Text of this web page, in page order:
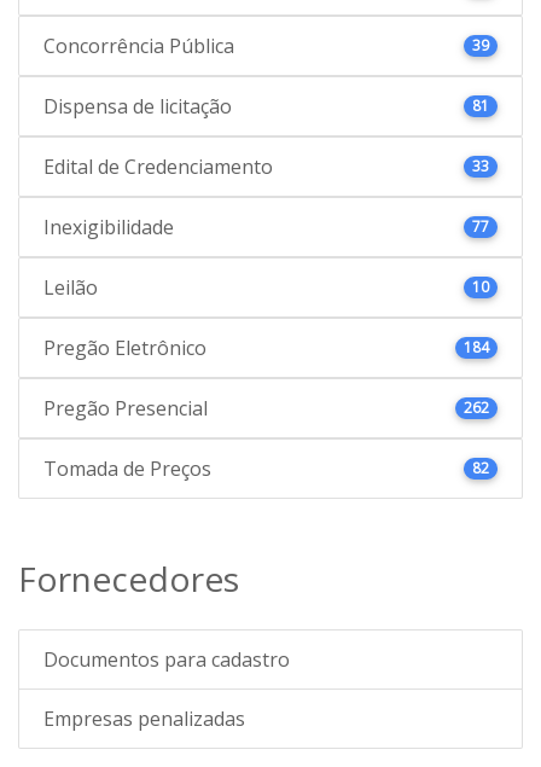
Concorrência Pública 39
Dispensa de licitação 81
Edital de Credenciamento 33
Inexigibilidade 77
Leilão 10
Pregão Eletrônico 184
Pregão Presencial 262
Tomada de Preços 82
Fornecedores
Documentos para cadastro
Empresas penalizadas